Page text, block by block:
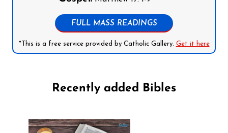
FULL MASS READINGS
*This is a free service provided by Catholic Gallery. Get it here
Recently added Bibles